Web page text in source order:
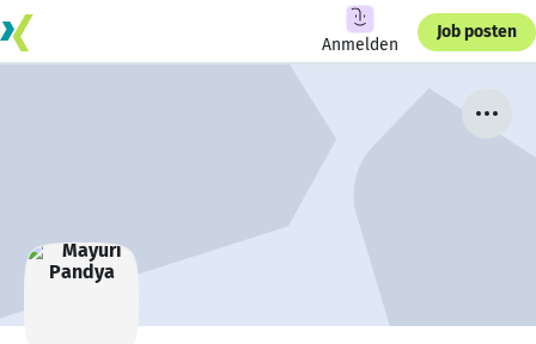
Anmelden
Job posten